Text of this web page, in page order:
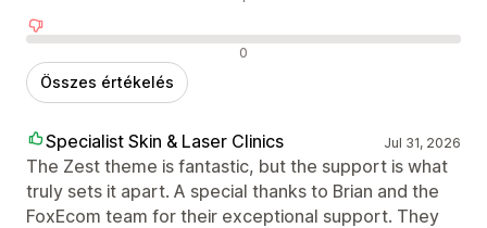
Negatív értékelések 0
Összes értékelés
Specialist Skin & Laser Clinics Jul 31, 2026
The Zest theme is fantastic, but the support is what
truly sets it apart. A special thanks to Brian and the
FoxEcom team for their exceptional support. They